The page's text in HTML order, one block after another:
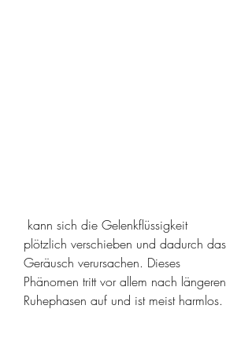
plötzlich verschieben und dadurch das
Geräusch verursachen. Dieses
Phänomen tritt vor allem nach längeren
Ruhephasen auf und ist meist harmlos.